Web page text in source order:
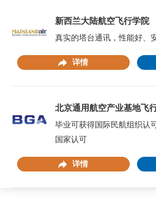
新西兰大陆航空飞行学院
真实的塔台通讯，性能好、
详情
北京通用航空产业基地飞
毕业可获得国际民航组织认
国家认可
详情